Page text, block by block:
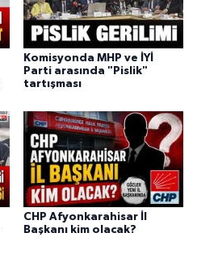
Komisyonda MHP ve İYİ
Parti arasında "Pislik"
tartışması
CHP Afyonkarahisar İl
Başkanı kim olacak?